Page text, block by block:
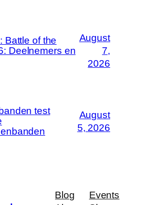
Battle of the
Deelnemers en
August
7,
2026
test
August
5, 2026
Blog
Events